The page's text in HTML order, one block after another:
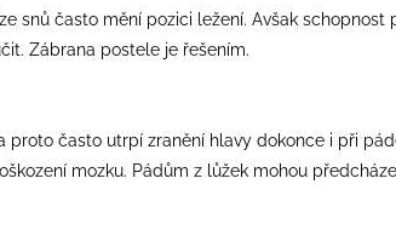
snů často mění pozici ležení. Avšak
Zábrana postele je řešením.
často utrpí zranění hlavy dokonce i při
mozku. Pádům z lůžek mohou